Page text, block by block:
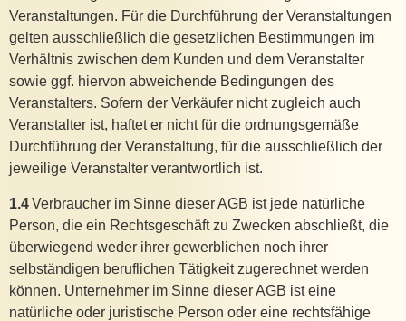
Veranstaltungen. Für die Durchführung der Veranstaltungen
gelten ausschließlich die gesetzlichen Bestimmungen im
Verhältnis zwischen dem Kunden und dem Veranstalter
sowie ggf. hiervon abweichende Bedingungen des
Veranstalters. Sofern der Verkäufer nicht zugleich auch
Veranstalter ist, haftet er nicht für die ordnungsgemäße
Durchführung der Veranstaltung, für die ausschließlich der
jeweilige Veranstalter verantwortlich ist.
1.4Verbraucher im Sinne dieser AGB ist jede natürliche
Person, die ein Rechtsgeschäft zu Zwecken abschließt, die
überwiegend weder ihrer gewerblichen noch ihrer
selbständigen beruflichen Tätigkeit zugerechnet werden
können. Unternehmer im Sinne dieser AGB ist eine
natürliche oder juristische Person oder eine rechtsfähige